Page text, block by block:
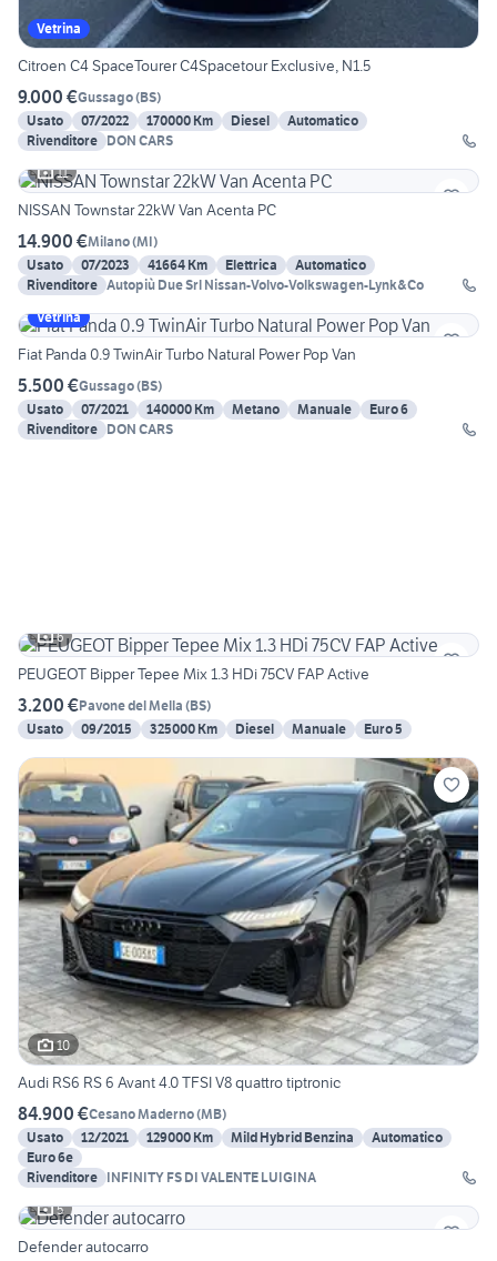
Vetrina
Citroen C4 SpaceTourer C4Spacetour Exclusive, N1.5
9.000 €Gussago(BS)
Usato
07/2022 170000 Km Diesel
Automatico
Rivenditore DON CARS
11
NISSAN Townstar 22kW Van Acenta PC
14.900 €Milano(MI)
Usato
07/2023 41664 Km Elettrica
Automatico
Rivenditore
Autopiù Due Srl Nissan-Volvo-Volkswagen-Lynk&Co
Vetrina
Fiat Panda 0.9 TwinAir Turbo Natural Power Pop Van
5.500 €Gussago(BS)
Usato
07/2021 140000 Km Metano Manuale
Euro 6
Rivenditore DON CARS
6
PEUGEOT Bipper Tepee Mix 1.3 HDi 75CV FAP Active
3.200 €Pavone del Mella (BS)
Usato
09/2015 325000 Km Diesel Manuale Euro 5
10
Audi RS6 RS 6 Avant 4.0 TFSI V8 quattro tiptronic
84.900 €Cesano Maderno(MB)
Usato
12/2021 129000 Km Mild Hybrid Benzina
Automatico
Euro 6e
Rivenditore INFINITY FS DI VALENTE LUIGINA
5
Defender autocarro